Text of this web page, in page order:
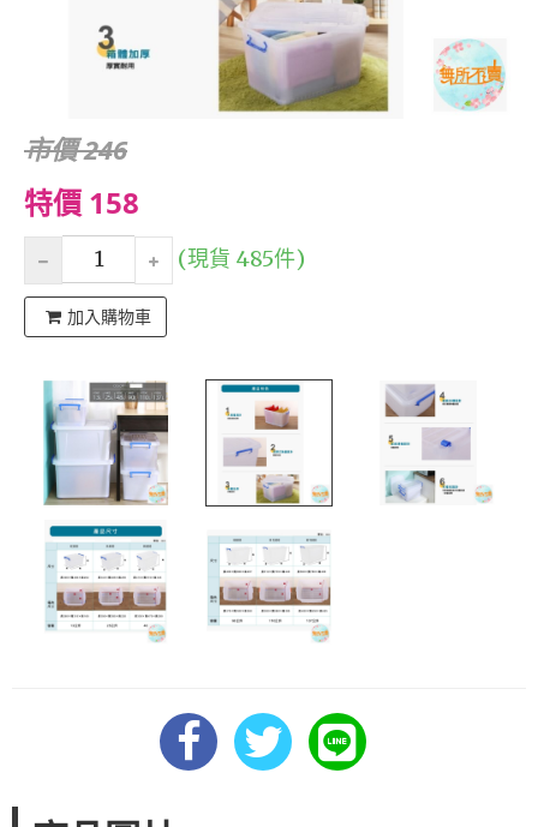
市價 246
特價 158
(現貨 485件)
加入購物車